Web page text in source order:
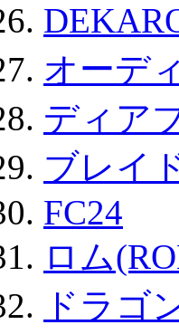
オーデ
ディア
ブレイ
FC24
ロム
ドラゴ